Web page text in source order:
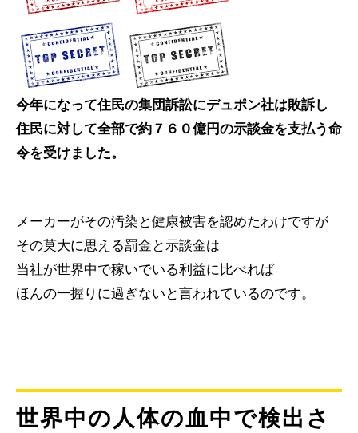
今年になって住民の集団訴訟にデュポン社は敗訴し
住民に対して全部で約７６０億円の示談金を支払う命
令を受けました。
メーカーがその汚染と健康被害を認めたわけですが
その莫大に思える罰金と示談金は
当社が世界中で稼いでいる利益に比べれば
ほんの一握りに過ぎないと言われているのです。
世界中の人体の血中で検出さ